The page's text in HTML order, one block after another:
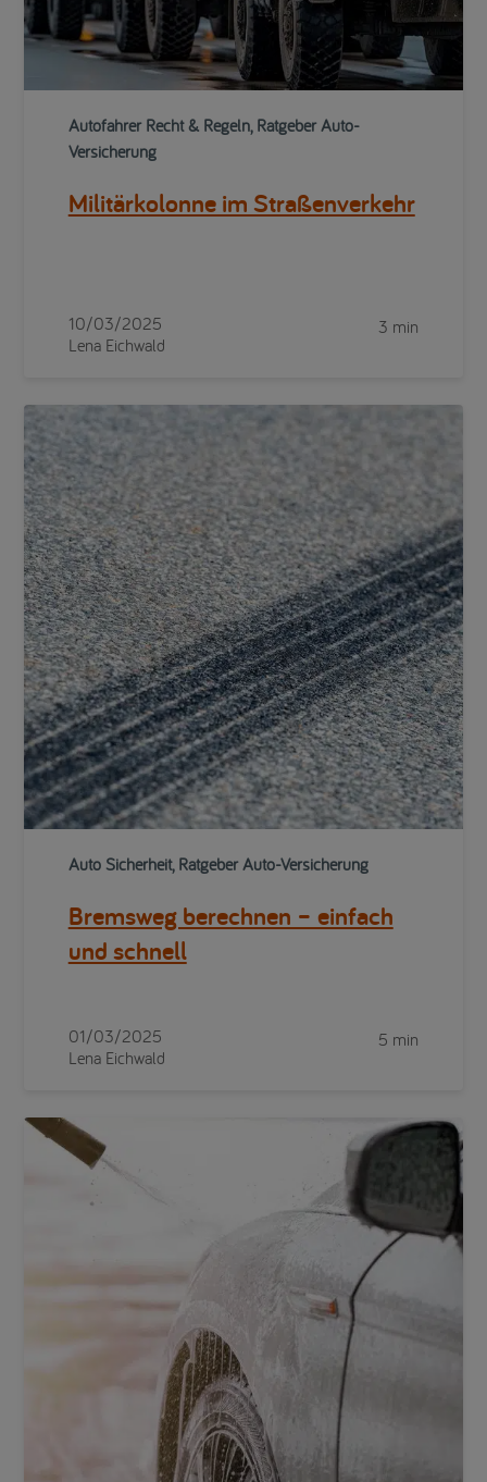
Autofahrer Recht & Regeln, Ratgeber Auto-
Versicherung
Militärkolonne im Straßenverkehr
10/03/2025
Lena Eichwald
3 min
Auto Sicherheit, Ratgeber Auto-Versicherung
Bremsweg berechnen – einfach
und schnell
01/03/2025
Lena Eichwald
5 min